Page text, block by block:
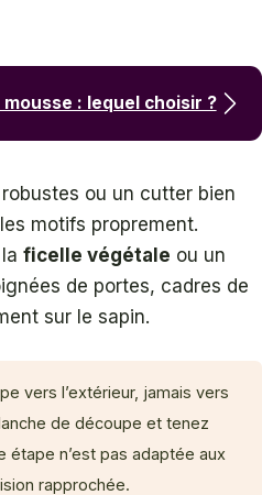
: lequel choisir ?
ou un cutter bien
motifs proprement.
ficelle végétale ou un
de portes, cadres de
sur le sapin.
vers l’extérieur, jamais vers
de découpe et tenez
étape n’est pas adaptée aux
rapprochée.